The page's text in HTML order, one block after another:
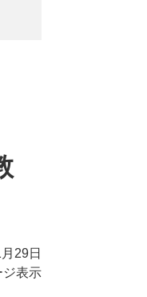
29日
ジ表示